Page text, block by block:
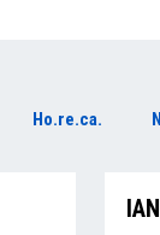
Ho.re.ca.